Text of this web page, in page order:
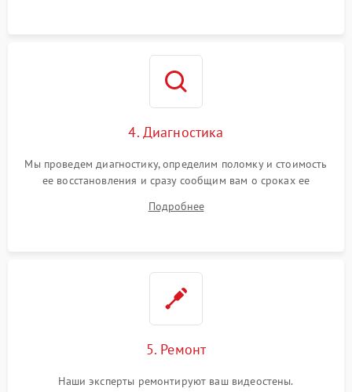
4. Диагностика
Мы проведем диагностику, определим поломку и стоимость
ее восстановления и сразу сообщим вам о сроках ее
Подробнее
5. Ремонт
Наши эксперты ремонтируют ваш видеостены.